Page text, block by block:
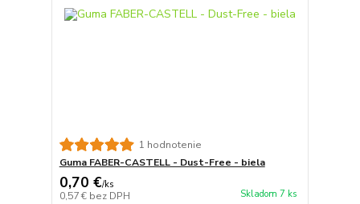
1 hodnotenie
Guma FABER-CASTELL - Dust-Free - biela
0,70 €/ks
0,57 € bez DPH Skladom 7 ks